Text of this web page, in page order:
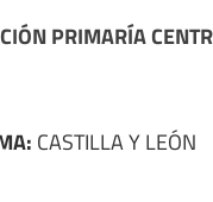
PRIMARÍA
CASTILLA Y LEÓN